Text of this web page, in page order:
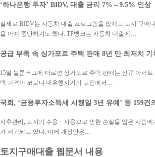
‘하나은행 투자’ BIDV, 대출 금리 7%→9.5% 인상
실제로 BIDV는 자동차 대출 프로그램을 없애고 토지 구매
을 아예 중단하기도 했다. TP뱅크는 자동차 대출에…
공급 부족 속 싱가포르 주택 판매 8년 만 최저치 기
15일 블룸버그에 따르면 싱가포르 주택 판매는 신규 아파
택 가격이 코로나 대유행시기의 고점에서…
국회, ‘금융투자소득세 시행일 3년 유예’ 등 159건
사후관리, 토지의 수용ㆍ사용으로 인한 손실을 입은 사람
가 제기되고 있다. 이에 개정안은…
토지구매대출 웹문서 내용